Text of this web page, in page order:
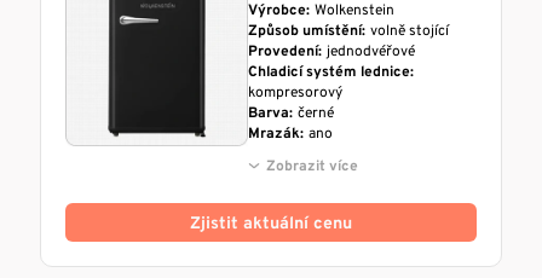
Výrobce: Wolkenstein
Způsob umístění: volně stojící
Provedení: jednodvéřové
Chladicí systém lednice:
kompresorový
Barva: černé
Mrazák: ano
Zobrazit více
Zjistit aktuální cenu